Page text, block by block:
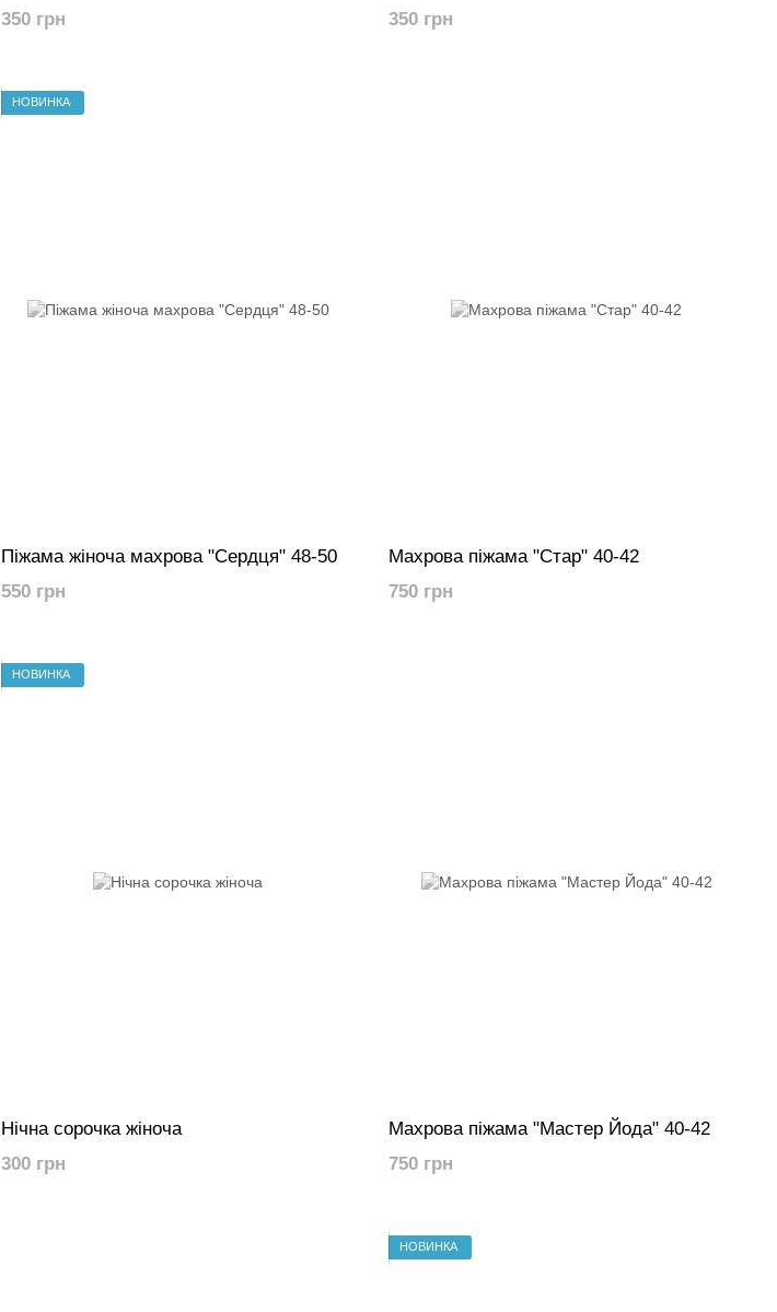
350 грн
350 грн
НОВИНКА
Піжама жіноча махрова "Сердця" 48-50
550 грн
Махрова піжама "Стар" 40-42
750 грн
НОВИНКА
Нічна сорочка жіноча
300 грн
Махрова піжама "Мастер Йода" 40-42
750 грн
НОВИНКА